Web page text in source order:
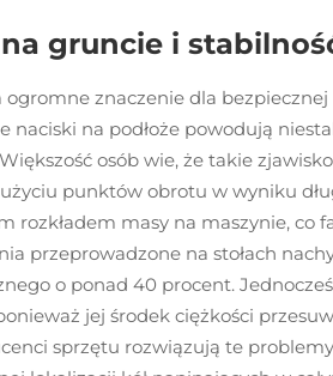
gruncie i
ogromne znaczenie dla
naciski na podłoże powodują
osób wie, że takie
punktów obrotu w wyniku
rozkładem masy na maszynie, co
przeprowadzone na stołach
o ponad 40 procent.
jej środek ciężkości
sprzętu rozwiązują te